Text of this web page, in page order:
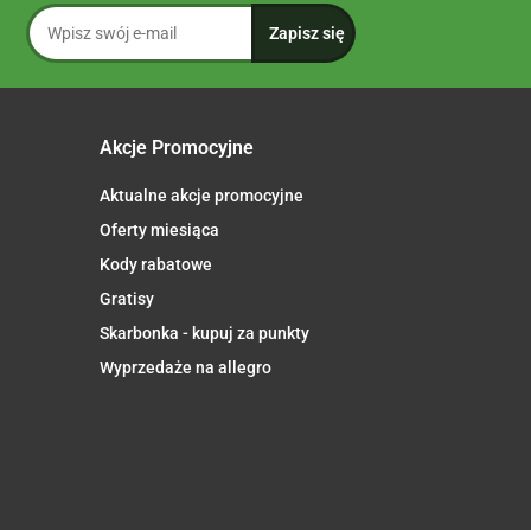
Akcje Promocyjne
Aktualne akcje promocyjne
Oferty miesiąca
Kody rabatowe
Gratisy
Skarbonka - kupuj za punkty
Wyprzedaże na allegro